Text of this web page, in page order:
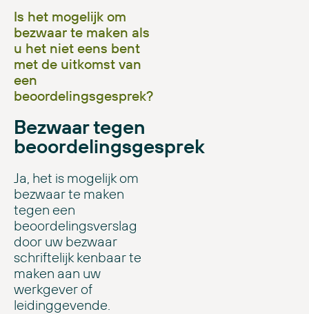
Is het mogelijk om
bezwaar te maken als
u het niet eens bent
met de uitkomst van
een
beoordelingsgesprek?
Bezwaar tegen
beoordelingsgesprek
Ja, het is mogelijk om
bezwaar te maken
tegen een
beoordelingsverslag
door uw bezwaar
schriftelijk kenbaar te
maken aan uw
werkgever of
leidinggevende.